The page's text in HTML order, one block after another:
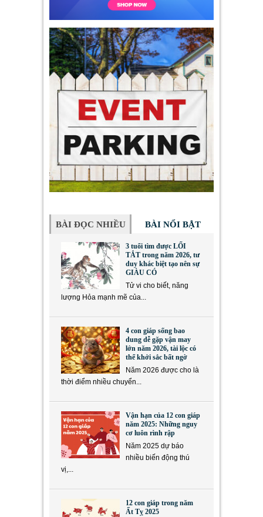
BÀI ĐỌC NHIỀU BÀI NỔI BẬT
3 tuổi tìm được LỐI
TẮT trong năm 2026, tư
duy khác biệt tạo nên sự
GIÀU CÓ
Tử vi cho biết, năng
lượng Hỏa mạnh mẽ của...
4 con giáp sống bao
dung dễ gặp vận may
lớn năm 2026, tài lộc có
thể khởi sắc bất ngờ
Năm 2026 được cho là
thời điểm nhiều chuyển...
Vận hạn của 12 con giáp
năm 2025: Những nguy
cơ luôn rình rập
Năm 2025 dự báo
nhiều biến động thú
vị,...
12 con giáp trong năm
Ất Tỵ 2025